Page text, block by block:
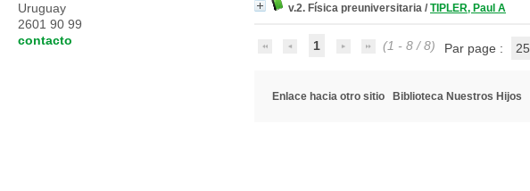
v.2. Física preuniversitaria / TIPLER, Paul A
1 (1 - 8 / 8) Par page : 25
Enlace hacia otro sitio Biblioteca Nuestros Hijos
Uruguay
2601 90 99
contacto